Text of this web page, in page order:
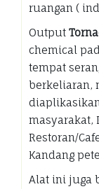
ruangan (
Output
chemical
tempat
berkeliaran,
masyarakat,
Restoran/
Kandang
Alat ini juga